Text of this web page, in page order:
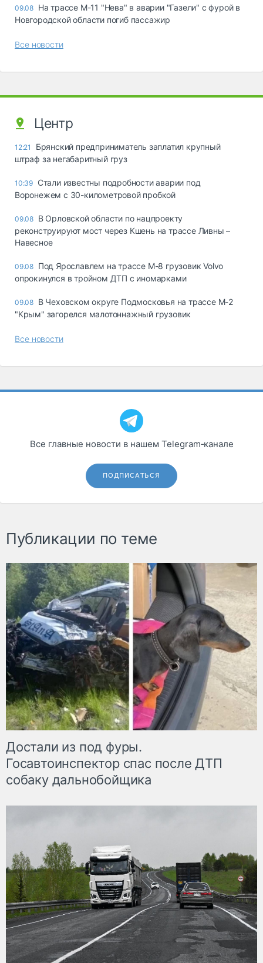
09.08 На трассе М-11 "Нева" в аварии "Газели" с фурой в
Новгородской области погиб пассажир
Все новости
Центр
12:21
Брянский предприниматель заплатил крупный
штраф за негабаритный груз
10:39 Стали известны подробности аварии под
Воронежем с 30-километровой пробкой
09.08 В Орловской области по нацпроекту
реконструируют мост через Кшень на трассе Ливны –
Навесное
09.08 Под Ярославлем на трассе М-8 грузовик Volvo
опрокинулся в тройном ДТП с иномарками
09.08 В Чеховском округе Подмосковья на трассе М-2
"Крым" загорелся малотоннажный грузовик
Все новости
Все главные новости в нашем Telegram‑канале
ПОДПИСАТЬСЯ
Публикации по теме
Достали из под фуры.
Госавтоинспектор спас после ДТП
собаку дальнобойщика